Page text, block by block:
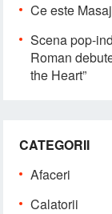
Ce este
Scena pop-
Roman
the Heart”
CATEGORII
Afaceri
Calatorii